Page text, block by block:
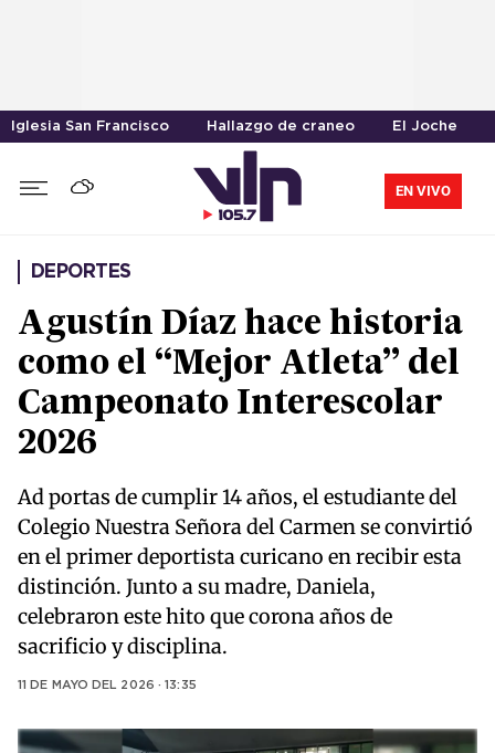
Iglesia San Francisco Hallazgo de craneo El Joche
EN VIVO
DEPORTES
Agustín Díaz hace historia
como el “Mejor Atleta” del
Campeonato Interescolar
2026
Ad portas de cumplir 14 años, el estudiante del
Colegio Nuestra Señora del Carmen se convirtió
en el primer deportista curicano en recibir esta
distinción. Junto a su madre, Daniela,
celebraron este hito que corona años de
sacrificio y disciplina.
11 DE MAYO DEL 2026 · 13:35